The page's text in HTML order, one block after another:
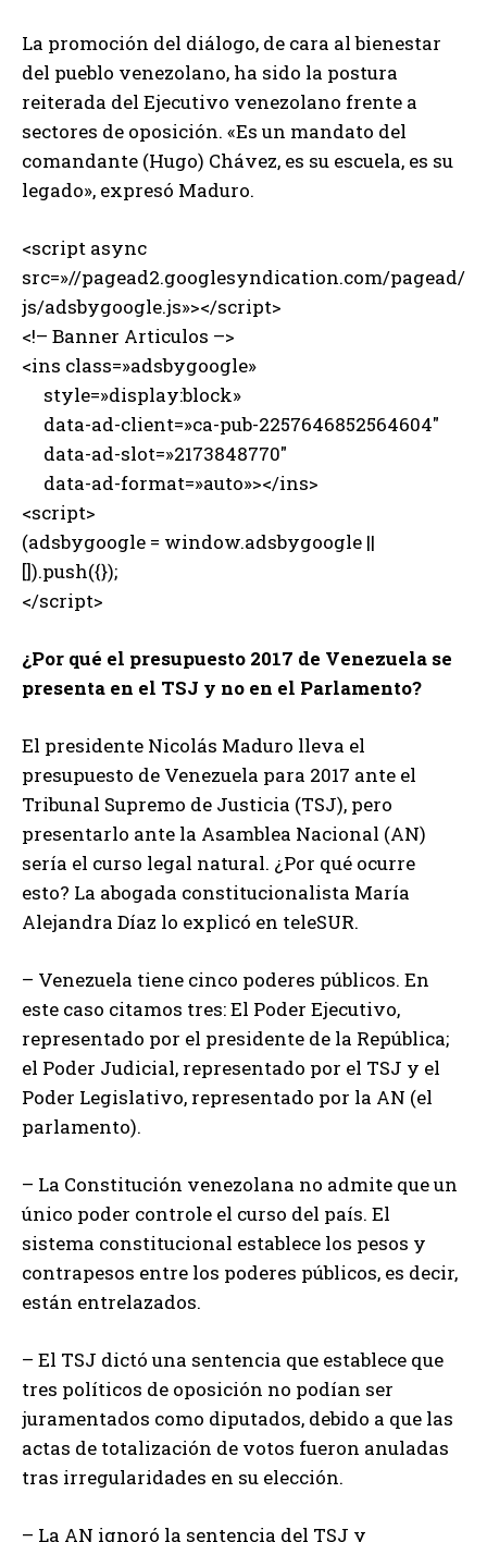
La promoción del diálogo, de cara al bienestar
del pueblo venezolano, ha sido la postura
reiterada del Ejecutivo venezolano frente a
sectores de oposición. «Es un mandato del
comandante (Hugo) Chávez, es su escuela, es su
legado», expresó Maduro.
<script async
src=»//pagead2.googlesyndication.com/pagead/
js/adsbygoogle.js»></script>
<!– Banner Articulos –>
<ins class=»adsbygoogle»
style=»display:block»
data-ad-client=»ca-pub-2257646852564604″
data-ad-slot=»2173848770″
data-ad-format=»auto»></ins>
<script>
(adsbygoogle = window.adsbygoogle ||
[]).push({});
</script>
¿Por qué el presupuesto 2017 de Venezuela se
presenta en el TSJ y no en el Parlamento?
El presidente Nicolás Maduro lleva el
presupuesto de Venezuela para 2017 ante el
Tribunal Supremo de Justicia (TSJ), pero
presentarlo ante la Asamblea Nacional (AN)
sería el curso legal natural. ¿Por qué ocurre
esto? La abogada constitucionalista María
Alejandra Díaz lo explicó en teleSUR.
– Venezuela tiene cinco poderes públicos. En
este caso citamos tres: El Poder Ejecutivo,
representado por el presidente de la República;
el Poder Judicial, representado por el TSJ y el
Poder Legislativo, representado por la AN (el
parlamento).
– La Constitución venezolana no admite que un
único poder controle el curso del país. El
sistema constitucional establece los pesos y
contrapesos entre los poderes públicos, es decir,
están entrelazados.
– El TSJ dictó una sentencia que establece que
tres políticos de oposición no podían ser
juramentados como diputados, debido a que las
actas de totalización de votos fueron anuladas
tras irregularidades en su elección.
– La AN ignoró la sentencia del TSJ y